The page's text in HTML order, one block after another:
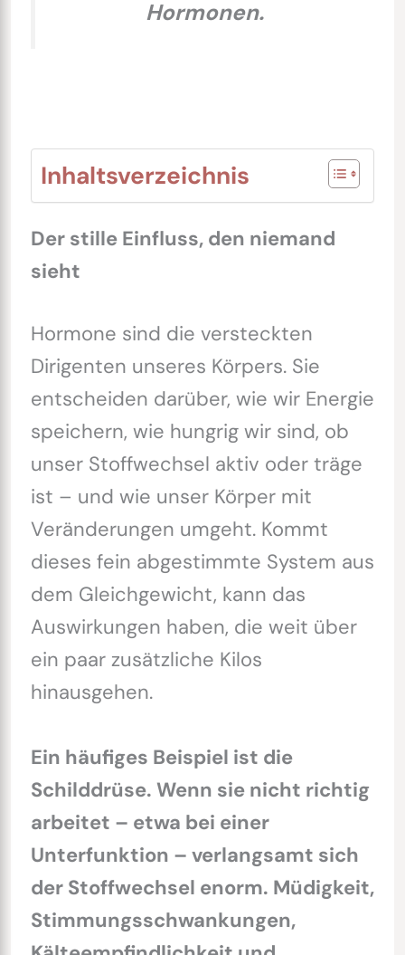
Hormonen.
Inhaltsverzeichnis
Der stille Einfluss, den niemand
sieht
Hormone sind die versteckten
Dirigenten unseres Körpers. Sie
entscheiden darüber, wie wir Energie
speichern, wie hungrig wir sind, ob
unser Stoffwechsel aktiv oder träge
ist – und wie unser Körper mit
Veränderungen umgeht. Kommt
dieses fein abgestimmte System aus
dem Gleichgewicht, kann das
Auswirkungen haben, die weit über
ein paar zusätzliche Kilos
hinausgehen.
Ein häufiges Beispiel ist die
Schilddrüse. Wenn sie nicht richtig
arbeitet – etwa bei einer
Unterfunktion – verlangsamt sich
der Stoffwechsel enorm. Müdigkeit,
Stimmungsschwankungen,